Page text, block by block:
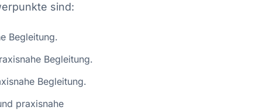
sind:
Begleitung.
Begleitung.
Begleitung.
praxisnahe